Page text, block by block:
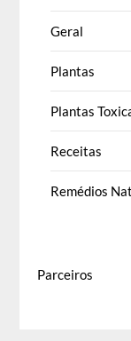
Geral
Plantas
Plantas
Receitas
Remédios
Parceiros